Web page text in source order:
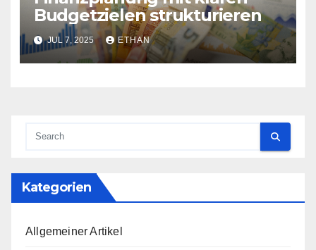
Budgetzielen strukturieren
JUL 7, 2025 ETHAN
Kategorien
Allgemeiner Artikel